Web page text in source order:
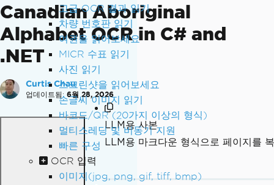
고급 OCR 결과 읽기
차량 번호판 읽기
여권을 읽어보세요
MICR 수표 읽기
사진 읽기
스크린샷을 읽어보세요
손글씨 이미지 읽기
바코드/QR (20가지 이상의 형식)
멀티스레딩 및 비동기 지원
빠른 구성
OCR 입력
이미지(jpg, png, gif, tiff, bmp)
Canadian Aboriginal
Alphabet OCR in C# and
.NET
Curtis Chau
업데이트됨: 6월 28, 2026
LLM용 사본
LLM용 마크다운 형식으로 페이지를